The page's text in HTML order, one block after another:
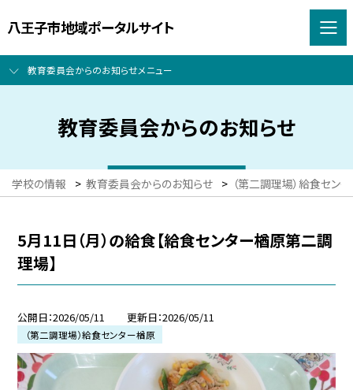
八王子市地域ポータルサイト
教育委員会からのお知らせメニュー
教育委員会からのお知らせ
学校の情報 > 教育委員会からのお知らせ > （第二調理場）給食セン
5月11日（月）の給食【給食センター楢原第二調
理場】
公開日 2026/05/11 更新日 2026/05/11
（第二調理場）給食センター楢原